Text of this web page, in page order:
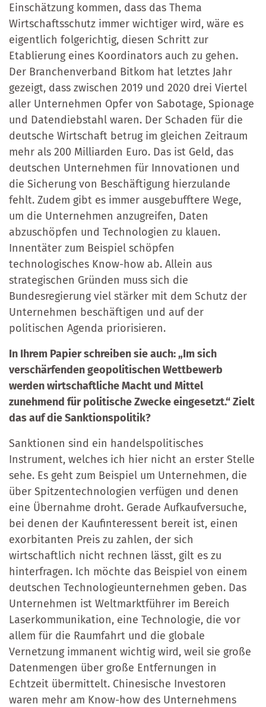
Einschätzung kommen, dass das Thema
Wirtschaftsschutz immer wichtiger wird, wäre es
eigentlich folgerichtig, diesen Schritt zur
Etablierung eines Koordinators auch zu gehen.
Der Branchenverband Bitkom hat letztes Jahr
gezeigt, dass zwischen 2019 und 2020 drei Viertel
aller Unternehmen Opfer von Sabotage, Spionage
und Datendiebstahl waren. Der Schaden für die
deutsche Wirtschaft betrug im gleichen Zeitraum
mehr als 200 Milliarden Euro. Das ist Geld, das
deutschen Unternehmen für Innovationen und
die Sicherung von Beschäftigung hierzulande
fehlt. Zudem gibt es immer ausgebufftere Wege,
um die Unternehmen anzugreifen, Daten
abzuschöpfen und Technologien zu klauen.
Innentäter zum Beispiel schöpfen
technologisches Know-how ab. Allein aus
strategischen Gründen muss sich die
Bundesregierung viel stärker mit dem Schutz der
Unternehmen beschäftigen und auf der
politischen Agenda priorisieren.
In Ihrem Papier schreiben sie auch: „Im sich
verschärfenden geopolitischen Wettbewerb
werden wirtschaftliche Macht und Mittel
zunehmend für politische Zwecke eingesetzt.“ Zielt
das auf die Sanktionspolitik?
Sanktionen sind ein handelspolitisches
Instrument, welches ich hier nicht an erster Stelle
sehe. Es geht zum Beispiel um Unternehmen, die
über Spitzentechnologien verfügen und denen
eine Übernahme droht. Gerade Aufkaufversuche,
bei denen der Kaufinteressent bereit ist, einen
exorbitanten Preis zu zahlen, der sich
wirtschaftlich nicht rechnen lässt, gilt es zu
hinterfragen. Ich möchte das Beispiel von einem
deutschen Technologieunternehmen geben. Das
Unternehmen ist Weltmarktführer im Bereich
Laserkommunikation, eine Technologie, die vor
allem für die Raumfahrt und die globale
Vernetzung immanent wichtig wird, weil sie große
Datenmengen über große Entfernungen in
Echtzeit übermittelt. Chinesische Investoren
waren mehr am Know-how des Unternehmens